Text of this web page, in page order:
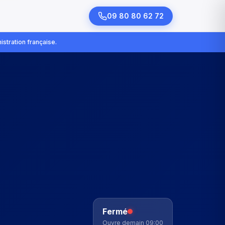
09 80 80 62 72
française.
Fermé
Ouvre demain 09:00